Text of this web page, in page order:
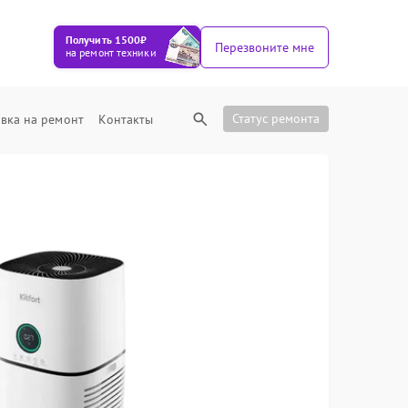
Получить 1500₽
на ремонт техники
Перезвоните мне
на ремонт Контакты Статус ремонта